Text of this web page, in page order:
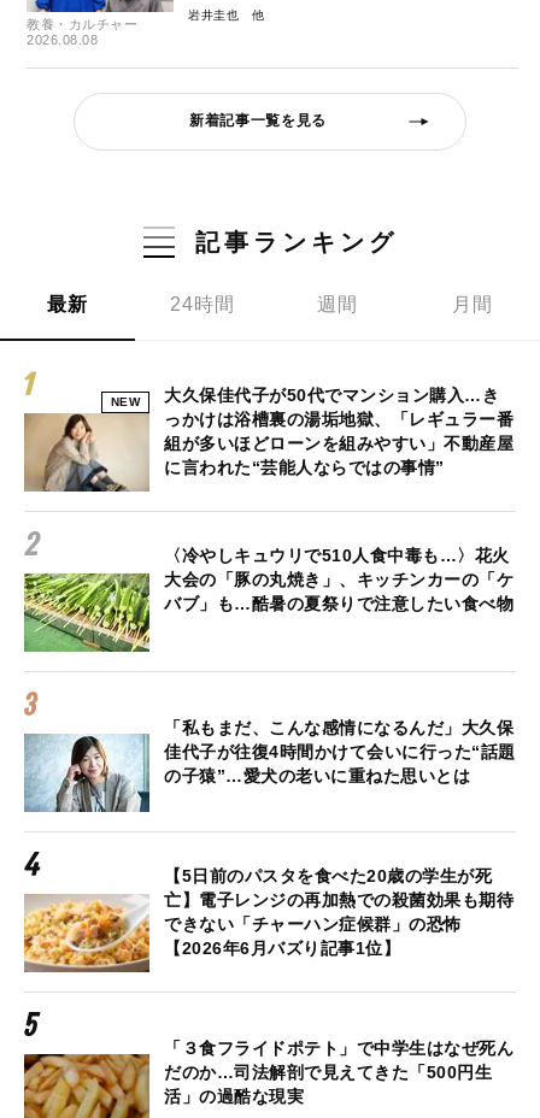
教養・カルチャー
2026.08.08
岩井圭也
新着記事一覧を見る
記事ランキング
最新 24時間 週間 月間
NEW
大久保佳代子が50代でマンション購入…き
っかけは浴槽裏の湯垢地獄、「レギュラー番
組が多いほどローンを組みやすい」不動産屋
に言われた“芸能人ならではの事情”
〈冷やしキュウリで510人食中毒も…〉花火
大会の「豚の丸焼き」、キッチンカーの「ケ
バブ」も…酷暑の夏祭りで注意したい食べ物
「私もまだ、こんな感情になるんだ」大久保
佳代子が往復4時間かけて会いに行った“話題
の子猿”…愛犬の老いに重ねた思いとは
【5日前のパスタを食べた20歳の学生が死
亡】電子レンジの再加熱での殺菌効果も期待
できない「チャーハン症候群」の恐怖
【2026年6月バズり記事1位】
「３食フライドポテト」で中学生はなぜ死ん
だのか…司法解剖で見えてきた「500円生
活」の過酷な現実